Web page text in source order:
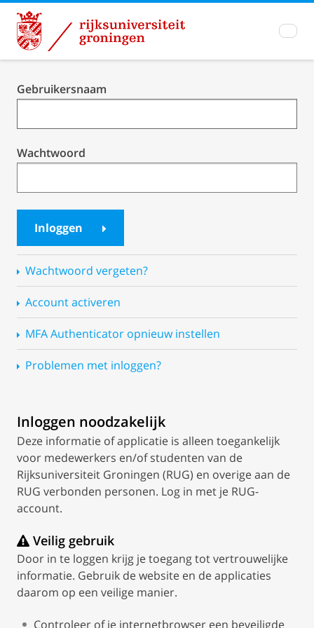
Single
Sign-
Gebruikersnaam
Wachtwoord
Inloggen
Wachtwoord vergeten?
Account activeren
MFA Authenticator opnieuw instellen
Problemen met inloggen?
Inloggen noodzakelijk
Deze informatie of applicatie is alleen toegankelijk
voor medewerkers en/of studenten van de
Rijksuniversiteit Groningen (RUG) en overige aan de
RUG verbonden personen. Log in met je RUG-
account.
Veilig gebruik
Door in te loggen krijg je toegang tot vertrouwelijke
informatie. Gebruik de website en de applicaties
daarom op een veilige manier.
Controleer of je internetbrowser een beveiligde